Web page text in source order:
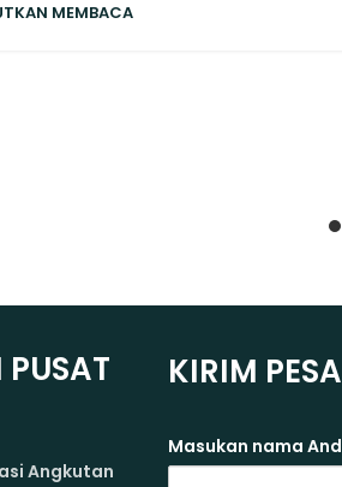
MEMBACA
Angkutan
KIRIM
Masukan nama